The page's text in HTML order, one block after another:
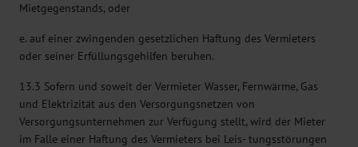
Mietgegenstands, oder
e. auf einer zwingenden gesetzlichen Haftung des Vermieters
oder seiner Erfüllungsgehilfen beruhen.
13.3 Sofern und soweit der Vermieter Wasser, Fernwärme, Gas
und Elektrizität aus den Versorgungsnetzen von
Versorgungsunternehmen zur Verfügung stellt, wird der Mieter
im Falle einer Haftung des Vermieters bei Leis- tungsstörungen